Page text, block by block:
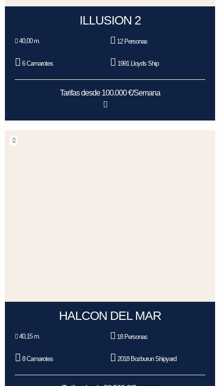
ILLUSION 2
40,00 m. 12 Personas
6 Camarotes 1991 Lloyds Ship
Tarifas desde 100.000 €/Semana
HALCON DEL MAR
40,15 m. 18 Personas
8 Camarotes 2018 Bozburun Shipyard